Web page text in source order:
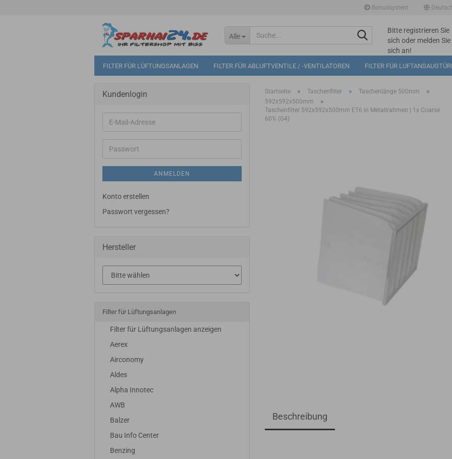
Bonussystem
Alle
Suche...Bitte registrieren Sie
sich oder melden Sie
sich an!
Mögliche
Bonuspunkte im
FILTER FÜR LÜFTUNGSANLAGEN FILTER FÜR ABLUFTVENTILE / -VENTILATOREN FILTER FÜR
Startseite » Taschenfilter » Taschenlänge 500mm »
592x592x500mm »
Taschenfilter 592x592x500mm ET6 in Metallrahmen | 1x Coarse
60% (G4)
Beschreibung
Kundenlogin
E-
Mail-
Adresse
Passwort
ANMELDEN
Konto erstellen
Passwort vergessen?
Hersteller
Filter für Lüftungsanlagen
Filter für Lüftungsanlagen anzeigen
Aerex
Airconomy
Aldes
Alpha Innotec
AWB
Balzer
Bau Info Center
Benzing